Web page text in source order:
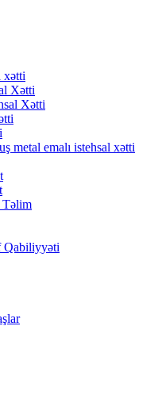
xətti
Xətti
Xətti
metal emalı istehsal xətti
Təlim
Qabiliyyəti